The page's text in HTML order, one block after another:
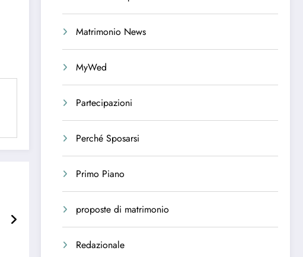
Matrimonio News
MyWed
Partecipazioni
Perché Sposarsi
Primo Piano
proposte di matrimonio
Redazionale